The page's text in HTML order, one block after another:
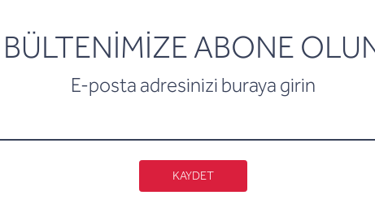
BÜLTENİMİZE ABONE
E-posta adresinizi buraya girin
newsletter
KAYDET